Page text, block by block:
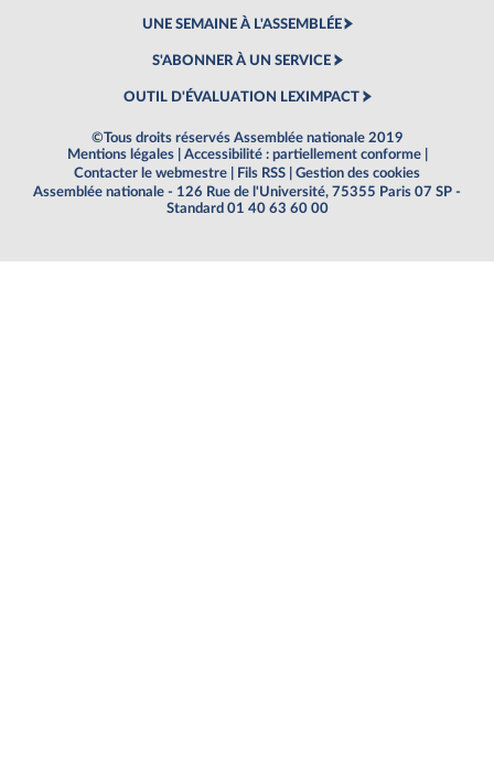
UNE SEMAINE À L'ASSEMBLÉE
S'ABONNER À UN SERVICE
OUTIL D'ÉVALUATION LEXIMPACT
©Tous droits réservés Assemblée nationale 2019
Mentions légales
Accessibilité : partiellement conforme
Contacter le webmestre
Fils RSS
Gestion des cookies
Assemblée nationale - 126 Rue de l'Université, 75355 Paris 07 SP -
Standard 01 40 63 60 00